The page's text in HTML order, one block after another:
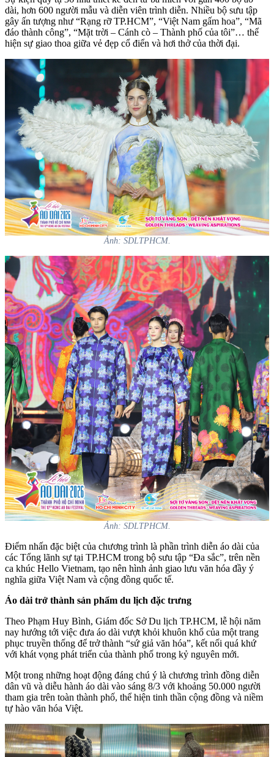
dài, hơn 600 người mẫu và diễn viên trình diễn. Nhiều bộ sưu tập
gây ấn tượng như “Rạng rỡ TP.HCM”, “Việt Nam gấm hoa”, “Mã
đáo thành công”, “Mặt trời – Cánh cò – Thành phố của tôi”… thể
hiện sự giao thoa giữa vẻ đẹp cổ điển và hơi thở của thời đại.
Ảnh: SDLTPHCM.
Ảnh: SDLTPHCM.
Điểm nhấn đặc biệt của chương trình là phần trình diễn áo dài của
các Tổng lãnh sự tại TP.HCM trong bộ sưu tập “Đa sắc”, trên nền
ca khúc Hello Vietnam, tạo nên hình ảnh giao lưu văn hóa đầy ý
nghĩa giữa Việt Nam và cộng đồng quốc tế.
Áo dài trở thành sản phẩm du lịch đặc trưng
Theo Phạm Huy Bình, Giám đốc Sở Du lịch TP.HCM, lễ hội năm
nay hướng tới việc đưa áo dài vượt khỏi khuôn khổ của một trang
phục truyền thống để trở thành “sứ giả văn hóa”, kết nối quá khứ
với khát vọng phát triển của thành phố trong kỷ nguyên mới.
Một trong những hoạt động đáng chú ý là chương trình đồng diễn
dân vũ và diễu hành áo dài vào sáng 8/3 với khoảng 50.000 người
tham gia trên toàn thành phố, thể hiện tinh thần cộng đồng và niềm
tự hào văn hóa Việt.